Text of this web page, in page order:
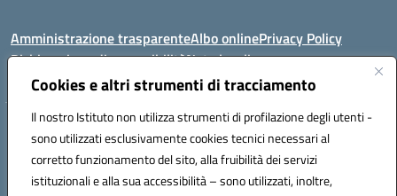
Cookies e altri strumenti di tracciamento
Il nostro Istituto non utilizza strumenti di profilazione degli utenti -
sono utilizzati esclusivamente cookies tecnici necessari al
corretto funzionamento del sito, alla fruibilità dei servizi
istituzionali e alla sua accessibilità – sono utilizzati, inoltre,
Amministrazione trasparenteAlbo onlinePrivacy Policy
Dichiarazione di accessibilitàNote legali
VIA FEUDO N.46 - 81024 - Maddaloni (CE) - Tel 0823202821 - Mail:
ceic8al005@istruzione.it - PEC: ceic8al005@pec.istruzione.it
Codice meccanografico: CEIC8AL005 - Codice iPA:icmvm_0 - C.F.
80011470616 - Codice univoco fatturazione elettronica (CUF): UF7XAK